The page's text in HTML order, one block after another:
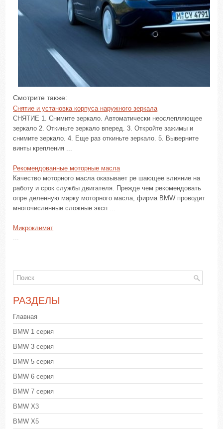
Смотрите также:
Снятие и установка корпуса наружного зеркала
СНЯТИЕ 1. Снимите зеркало. Автоматически неослепляющее
зеркало 2. Откиньте зеркало вперед. 3. Откройте зажимы и
снимите зеркало. 4. Еще раз откиньте зеркало. 5. Выверните
винты крепления ...
Рекомендованные моторные масла
Качество моторного масла оказывает ре шающее влияние на
работу и срок службы двигателя. Прежде чем рекомендовать
опре деленную марку моторного масла, фирма BMW проводит
многочисленные сложные эксп ...
Микроклимат
...
РАЗДЕЛЫ
Главная
BMW 1 серия
BMW 3 серия
BMW 5 серия
BMW 6 серия
BMW 7 серия
BMW X3
BMW X5